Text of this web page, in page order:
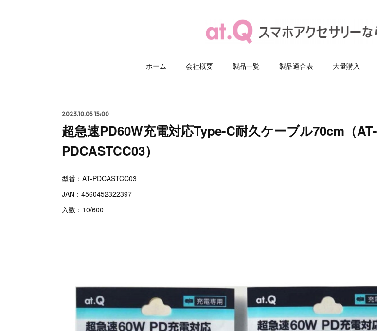
ホーム 会社概要 製品一覧 製品適合表 大量購入
2023.10.05 15:00
超急速PD60W充電対応Type-C耐久ケーブル70cm（AT-
PDCASTCC03）
型番：AT-PDCASTCC03
JAN：4560452322397
入数：10/600